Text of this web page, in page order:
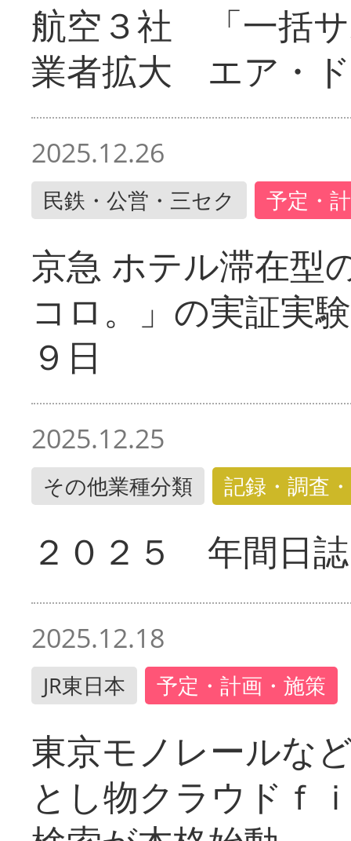
航空３社 「一括
業者拡大 エア・
2025.12.26
民鉄・公営・三セク 予定・
京急 ホテル滞在型
コロ。」の実証実
９日
2025.12.25
その他業種分類 記録・調査
２０２５ 年間日誌
2025.12.18
JR東日本 予定・計画・施策
東京モノレールな
とし物クラウドｆ